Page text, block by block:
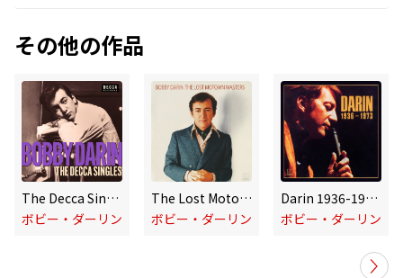
その他の作品
The Decca Singles
ボビー・ダーリン
The Lost Motown Masters
ボビー・ダーリン
Darin 1936-1973 (Expanded Edition)
ボビー・ダーリン